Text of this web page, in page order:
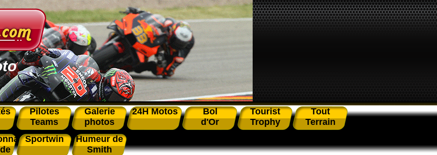
Pilotes
Teams
Galerie
photos
24H Motos
Bol
d'Or
Tourist
Trophy
Tout
Terrain
Sportwin
Humeur de
Smith